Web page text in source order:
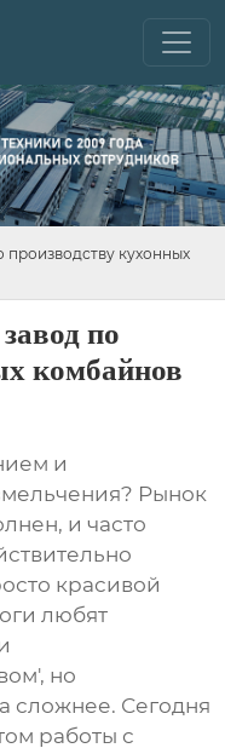
производству кухонных
по
комбайнов
и
Рынок
и часто
красивой
любят
но
сложнее. Сегодня
работы с